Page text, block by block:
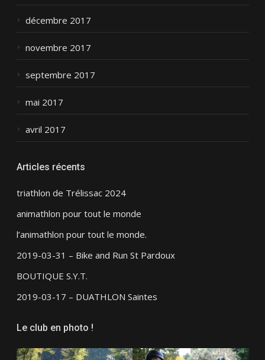
décembre 2017
novembre 2017
septembre 2017
mai 2017
avril 2017
Articles récents
triathlon de Trélissac 2024
animathlon pour tout le monde
l’animathlon pour tout le monde.
2019-03-31 – Bike and Run St Pardoux
BOUTIQUE S.Y.T.
2019-03-17 – DUATHLON Saintes
Le club en photo !